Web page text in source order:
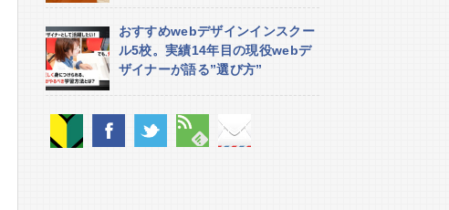
おすすめwebデザインインスクー
ル5校。実績14年目の現役webデ
ザイナーが語る”選び方”